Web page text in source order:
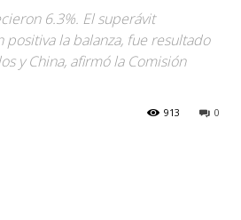
6.3%. El superávit
la balanza, fue resultado
y China, afirmó la Comisión
0
913